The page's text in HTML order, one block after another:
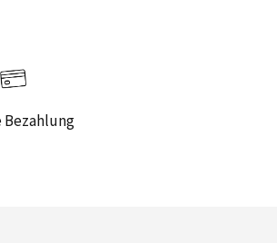
Bezahlung